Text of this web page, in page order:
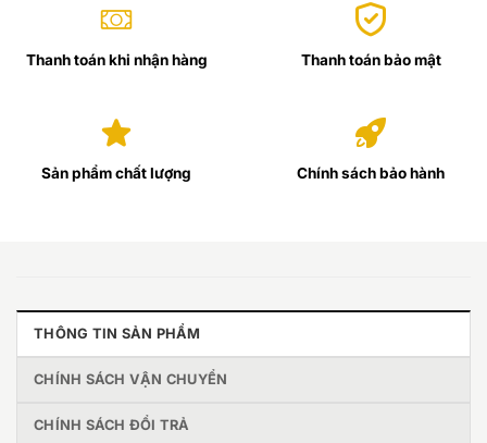
Thanh toán khi nhận hàng Thanh toán bảo mật
Sản phẩm chất lượng Chính sách bảo hành
THÔNG TIN SẢN PHẨM
CHÍNH SÁCH VẬN CHUYỂN
CHÍNH SÁCH ĐỔI TRẢ